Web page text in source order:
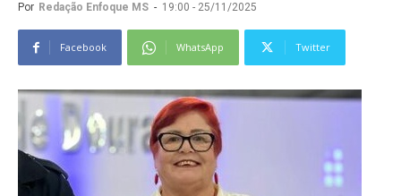
Por Redação Enfoque MS - 19:00 - 25/11/2025
Facebook WhatsApp Twitter